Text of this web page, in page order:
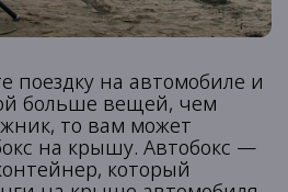
поездку на автомобиле и
больше вещей, чем
то вам может
на крышу. Автобокс —
который